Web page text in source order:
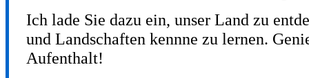
Ich lade Sie dazu ein, unser Land zu
und Landschaften kennne zu lernen.
Aufenthalt!